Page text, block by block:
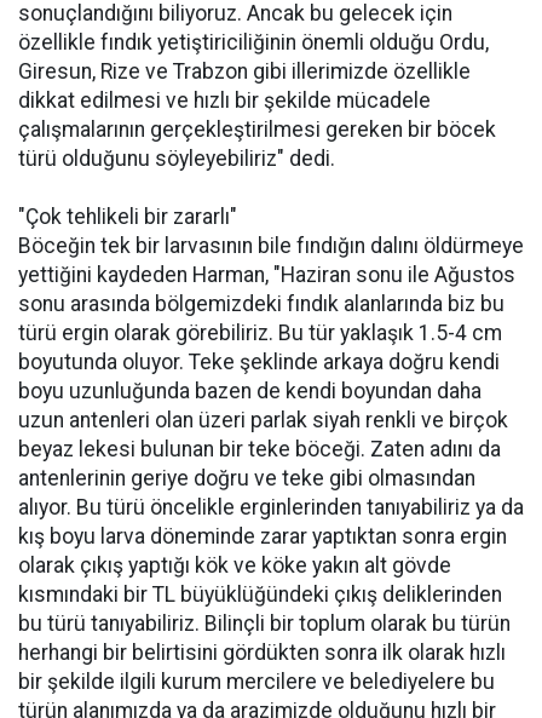
sonuçlandığını biliyoruz. Ancak bu gelecek için
özellikle fındık yetiştiriciliğinin önemli olduğu Ordu,
Giresun, Rize ve Trabzon gibi illerimizde özellikle
dikkat edilmesi ve hızlı bir şekilde mücadele
çalışmalarının gerçekleştirilmesi gereken bir böcek
türü olduğunu söyleyebiliriz" dedi.
"Çok tehlikeli bir zararlı"
Böceğin tek bir larvasının bile fındığın dalını öldürmeye
yettiğini kaydeden Harman, "Haziran sonu ile Ağustos
sonu arasında bölgemizdeki fındık alanlarında biz bu
türü ergin olarak görebiliriz. Bu tür yaklaşık 1.5-4 cm
boyutunda oluyor. Teke şeklinde arkaya doğru kendi
boyu uzunluğunda bazen de kendi boyundan daha
uzun antenleri olan üzeri parlak siyah renkli ve birçok
beyaz lekesi bulunan bir teke böceği. Zaten adını da
antenlerinin geriye doğru ve teke gibi olmasından
alıyor. Bu türü öncelikle erginlerinden tanıyabiliriz ya da
kış boyu larva döneminde zarar yaptıktan sonra ergin
olarak çıkış yaptığı kök ve köke yakın alt gövde
kısmındaki bir TL büyüklüğündeki çıkış deliklerinden
bu türü tanıyabiliriz. Bilinçli bir toplum olarak bu türün
herhangi bir belirtisini gördükten sonra ilk olarak hızlı
bir şekilde ilgili kurum mercilere ve belediyelere bu
türün alanımızda ya da arazimizde olduğunu hızlı bir